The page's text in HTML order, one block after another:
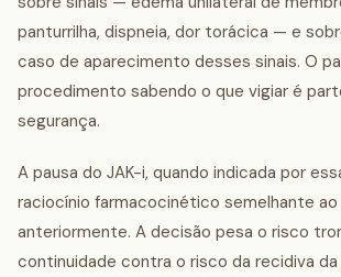
panturrilha, dispneia, dor torácica — e
caso de aparecimento desses sinais. O
procedimento sabendo o que vigiar é
segurança.
A pausa do JAK-i, quando indicada por
raciocínio farmacocinético semelhante
anteriormente. A decisão pesa o risco
continuidade contra o risco da recidiva